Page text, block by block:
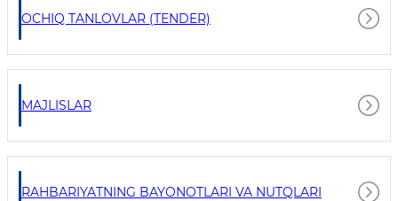
OCHIQ TANLOVLAR (TENDER)
MAJLISLAR
RAHBARIYATNING BAYONOTLARI VA NUTQLARI